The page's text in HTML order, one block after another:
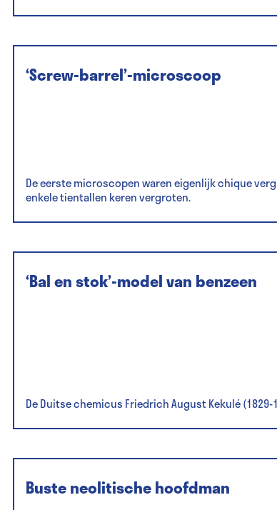
‘Screw-barrel’-microscoop
De eerste microscopen waren eigenlijk chique
enkele tientallen keren vergroten.
‘Bal en stok’-model van benzeen
De Duitse chemicus Friedrich August Kekulé
Buste neolitische hoofdman